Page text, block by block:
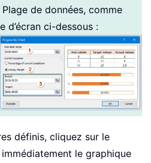
de données, comme
d’écran ci-dessous :
définis, cliquez sur le
le graphique